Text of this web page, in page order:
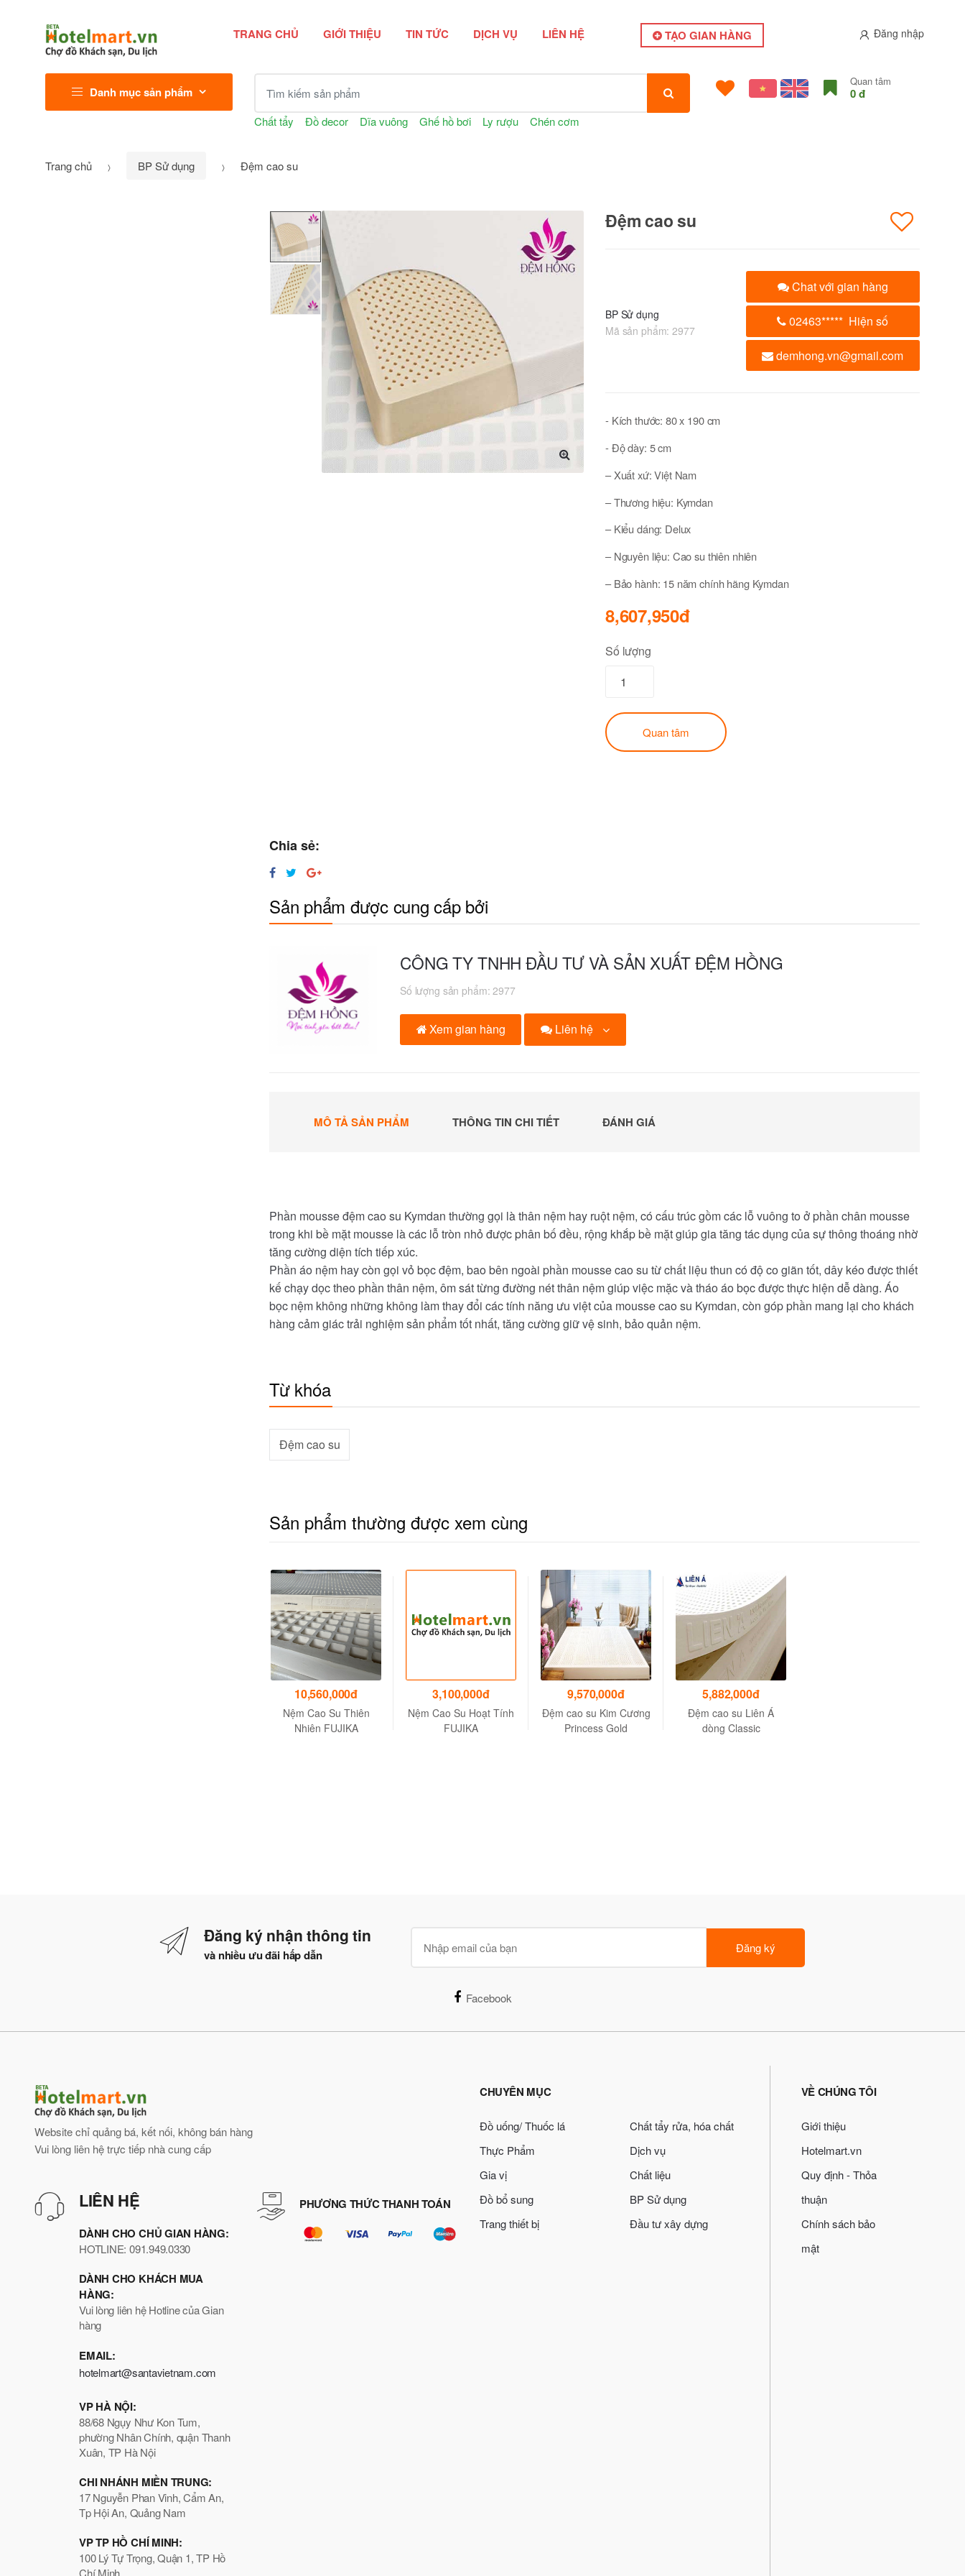
TRANG CHỦ GIỚI THIỆU TIN TỨC DỊCH VỤ LIÊN HỆ TẠO GIAN HÀNG Đăng nhập
Danh mục sản phẩm
Chất tẩy Đồ decor Dĩa vuông Ghế hồ bơi Ly rượu Chén cơm
Quan tâm
0 đ
Trang chủ BP Sử dụng Đệm cao su
🔍
Đệm cao su
BP Sử dụng
Mã sản phẩm: 2977
Chat với gian hàng
02463***** Hiện số
demhong.vn@gmail.com
- Kích thước: 80 x 190 cm
- Độ dày: 5 cm
– Xuất xứ: Việt Nam
– Thương hiệu: Kymdan
– Kiểu dáng: Delux
– Nguyên liệu: Cao su thiên nhiên
– Bảo hành: 15 năm chính hãng Kymdan
8,607,950đ
Số lượng
Quan tâm
Chia sẻ:
Sản phẩm được cung cấp bởi
CÔNG TY TNHH ĐẦU TƯ VÀ SẢN XUẤT ĐỆM HỒNG
Số lượng sản phẩm: 2977
Xem gian hàng Liên hệ
MÔ TẢ SẢN PHẨM THÔNG TIN CHI TIẾT ĐÁNH GIÁ
Phần mousse đệm cao su Kymdan thường gọi là thân nệm hay ruột nệm, có cấu trúc gồm các lỗ vuông to ở phần chân mousse
trong khi bề mặt mousse là các lỗ tròn nhỏ được phân bố đều, rộng khắp bề mặt giúp gia tăng tác dụng của sự thông thoáng nhờ
tăng cường diện tích tiếp xúc.
Phần áo nệm hay còn gọi vỏ bọc đệm, bao bên ngoài phần mousse cao su từ chất liệu thun có độ co giãn tốt, dây kéo được thiết
kế chạy dọc theo phần thân nệm, ôm sát từng đường nét thân nệm giúp việc mặc và tháo áo bọc được thực hiện dễ dàng. Áo
bọc nệm không những không làm thay đổi các tính năng ưu việt của mousse cao su Kymdan, còn góp phần mang lại cho khách
hàng cảm giác trải nghiệm sản phẩm tốt nhất, tăng cường giữ vệ sinh, bảo quản nệm.
Từ khóa
Đệm cao su
Sản phẩm thường được xem cùng
10,560,000đ
Nệm Cao Su Thiên
Nhiên FUJIKA
3,100,000đ
Nệm Cao Su Hoạt Tính
FUJIKA
9,570,000đ
Đệm cao su Kim Cương
Princess Gold
5,882,000đ
Đệm cao su Liên Á
dòng Classic
Đăng ký nhận thông tin
và nhiều ưu đãi hấp dẫn Đăng ký
Facebook
Website chỉ quảng bá, kết nối, không bán hàng
Vui lòng liên hệ trực tiếp nhà cung cấp
LIÊN HỆ
DÀNH CHO CHỦ GIAN HÀNG:
HOTLINE: 091.949.0330
DÀNH CHO KHÁCH MUA
HÀNG:
Vui lòng liên hệ Hotline của Gian
hàng
EMAIL:
hotelmart@santavietnam.com
VP HÀ NỘI:
88/68 Ngụy Như Kon Tum,
phường Nhân Chính, quận Thanh
Xuân, TP Hà Nội
CHI NHÁNH MIỀN TRUNG:
17 Nguyễn Phan Vinh, Cẩm An,
Tp Hội An, Quảng Nam
VP TP HỒ CHÍ MINH:
100 Lý Tự Trọng, Quận 1, TP Hồ
Chí Minh
PHƯƠNG THỨC THANH TOÁN
CHUYÊN MỤC
Đồ uống/ Thuốc lá
Thực Phẩm
Gia vị
Đồ bổ sung
Trang thiết bị
Chất tẩy rửa, hóa chất
Dịch vụ
Chất liệu
BP Sử dụng
Đầu tư xây dựng
VỀ CHÚNG TÔI
Giới thiệu
Hotelmart.vn
Quy định - Thỏa
thuận
Chính sách bảo
mật